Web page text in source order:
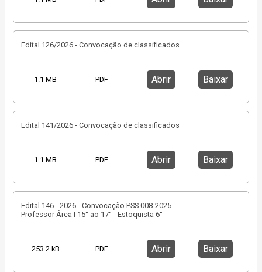
Edital 126/2026 - Convocação de classificados
1.1 MB PDF Abrir Baixar
Edital 141/2026 - Convocação de classificados
1.1 MB PDF Abrir Baixar
Edital 146 - 2026 - Convocação PSS 008-2025 -
Professor Área I 15° ao 17° - Estoquista 6°
253.2 kB PDF Abrir Baixar